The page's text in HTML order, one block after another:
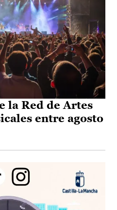
la Red de Artes
entre agosto